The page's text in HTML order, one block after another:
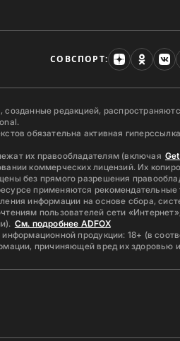
СОВСПОРТ:
редакцией,
обязательна активная
их правообладателям (включая
коммерческих лицензий. Их
без прямого разрешения
применяются рекомендательные
информации на основе сбора,
пользователей сети
См. подробнее ADFOX
информационной продукции: 18+ (в
причиняющей вред их здоровью